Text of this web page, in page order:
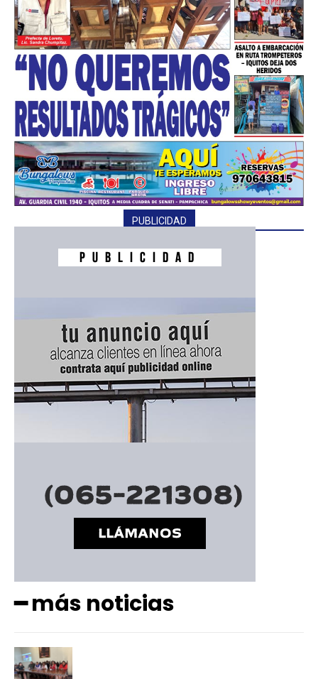
━ Planes
PUBLICIDAD
━ más noticias